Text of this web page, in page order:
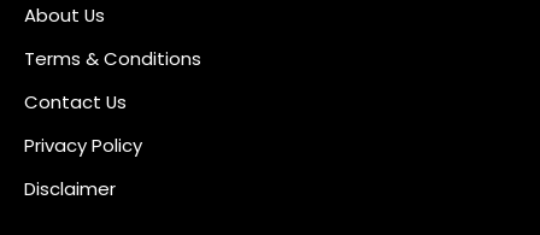
About Us
Terms & Conditions
Contact Us
Privacy Policy
Disclaimer